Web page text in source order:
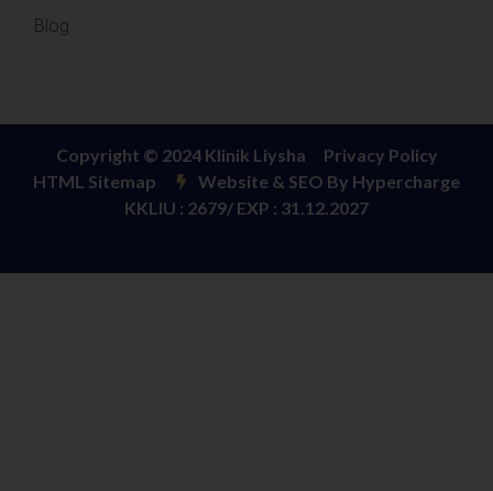
Blog
Copyright © 2024 Klinik Liysha
Privacy Policy
HTML Sitemap
Website & SEO By Hypercharge
KKLIU : 2679/ EXP : 31.12.2027​